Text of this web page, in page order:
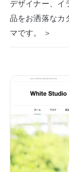
デザイナー、イ
品をお洒落なカ
マです。 ＞